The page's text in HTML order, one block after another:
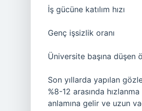
İş gücüne katılım hızı
Genç işsizlik oranı
Üniversite başına düşen
Son yıllarda yapılan
%8-12 arasında
anlamına gelir ve uzun